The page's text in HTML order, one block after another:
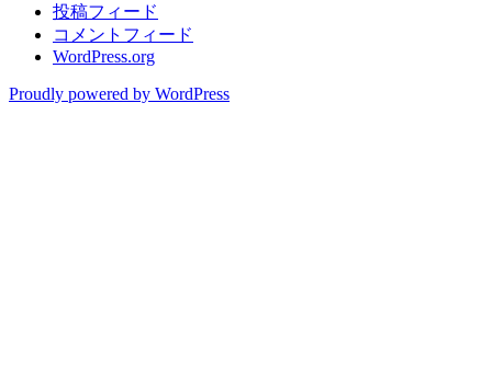
投稿フィード
コメントフィード
WordPress.org
Proudly powered by WordPress